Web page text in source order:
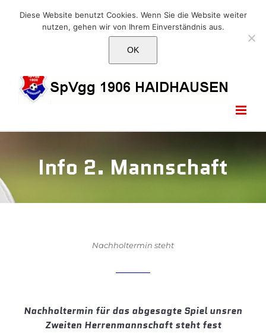
E-Mail: info@1906haidhausen.de
FacebookInstagram
E-
Info 2. Mannschaft
Nachholtermin steht
Nachholtermin für das abgesagte Spiel unsren
Zweiten Herrenmannschaft steht fest
Diese Website benutzt Cookies. Wenn Sie die Website weiter
nutzen, gehen wir von Ihrem Einverständnis aus.
OK